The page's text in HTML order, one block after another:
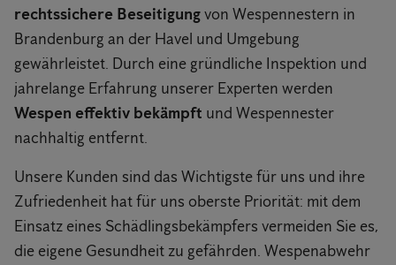
rechtssichere Beseitigungvon Wespennestern in
Brandenburg an der Havel und Umgebung
gewährleistet. Durch eine gründliche Inspektion und
jahrelange Erfahrung unserer Experten werden
Wespen effektiv bekämpft und Wespennester
nachhaltig entfernt.
Unsere Kunden sind das Wichtigste für uns und ihre
Zufriedenheit hat für uns oberste Priorität: mit dem
Einsatz eines Schädlingsbekämpfers vermeiden Sie es,
die eigene Gesundheit zu gefährden. Wespenabwehr